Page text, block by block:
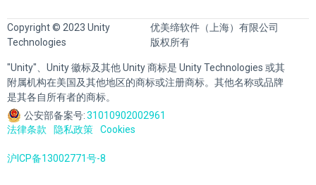
Copyright © 2023 Unity
Technologies
优美缔软件（上海）有限公司
版权所有
"Unity"、Unity 徽标及其他 Unity 商标是 Unity Technologies 或其
附属机构在美国及其他地区的商标或注册商标。其他名称或品牌
是其各自所有者的商标。
公安部备案号:31010902002961
法律条款
隐私政策 Cookies
沪ICP备13002771号-8